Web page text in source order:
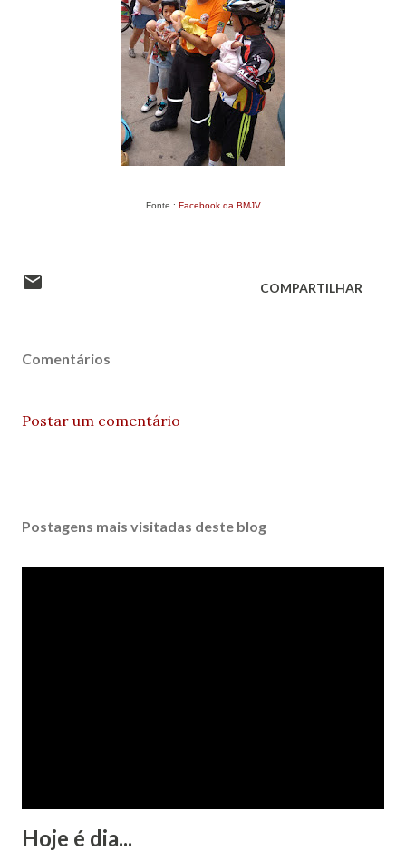
Fonte : Facebook da BMJV
COMPARTILHAR
Comentários
Postar um comentário
Postagens mais visitadas deste blog
Hoje é dia...